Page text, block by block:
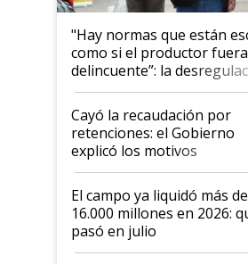
"Hay normas que están
como si el productor
delincuente”: la
al Congreso Aapresid y
habló del financiamiento
Cayó la recaudación por
retenciones: el Gobierno
explicó los motivos
El campo ya liquidó más
16.000 millones en 2026:
pasó en julio